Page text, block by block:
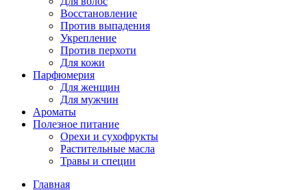
Восстановление
Против выпадения
Укрепление
Против перхоти
Для кожи
Парфюмерия
Для женщин
Для мужчин
Ароматы
Полезное питание
Орехи и сухофрукты
Растительные масла
Травы и специи
Главная